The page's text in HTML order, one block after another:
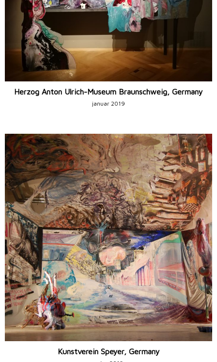
Herzog Anton Ulrich-Museum Braunschweig, Germany
januar 2019
Kunstverein Speyer, Germany